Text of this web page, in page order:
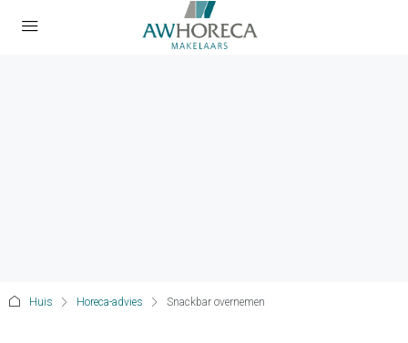
Huis Horeca-advies Snackbar overnemen